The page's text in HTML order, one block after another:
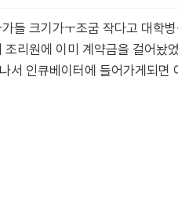
들 크기가ㅜ조굼 작다고 대학
조리원에 이미 계약금을 걸어놨
서 인큐베이터에 들어가게되면